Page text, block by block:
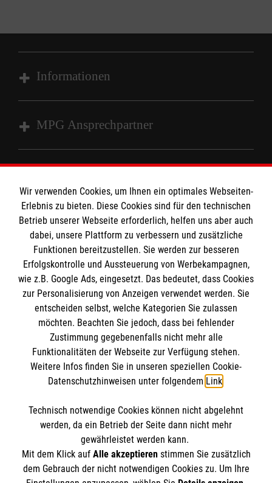
Informationen
Impressum
Presse
MPG Ansprechpartner
Den Beauftragten für Medizinproduktesicherheit
im Malteser Rettungsdienst und den
Einsatzdiensten der Malteser können Sie unter
gmb_mpg@malteser.orgkontaktieren.
Die Malteser
Malteser in Deutschland
Malteserorden
Malteser Jugend
Malteser International
Sharepoint
Spendenkonto
Empfänger: Malteser Hilfsdienst e.V.
Bank: Pax-Bank für Kirche und Caritas eG
IBAN: DE48370601201201209125
So finden Sie uns
Fischersteg 14
Telefon:05353 917899
Email:rettungsdienst.koenigslutter@malteser.org
Soziale Netzwerke
Accordion 2
Der Malteser Hilfsdienst e.V. ist als eingetragene
Wir verwenden Cookies, um Ihnen ein optimales Webseiten-
Erlebnis zu bieten. Diese Cookies sind für den technischen
Betrieb unserer Webseite erforderlich, helfen uns aber auch
dabei, unsere Plattform zu verbessern und zusätzliche
Funktionen bereitzustellen. Sie werden zur besseren
Erfolgskontrolle und Aussteuerung von Werbekampagnen,
wie z.B. Google Ads, eingesetzt. Das bedeutet, dass Cookies
zur Personalisierung von Anzeigen verwendet werden. Sie
entscheiden selbst, welche Kategorien Sie zulassen
möchten. Beachten Sie jedoch, dass bei fehlender
Zustimmung gegebenenfalls nicht mehr alle
Funktionalitäten der Webseite zur Verfügung stehen.
Weitere Infos finden Sie in unseren speziellen Cookie-
Datenschutzhinweisen unter folgendem Link.
Technisch notwendige Cookies können nicht abgelehnt
werden, da ein Betrieb der Seite dann nicht mehr
gewährleistet werden kann.
Mit dem Klick auf Alle akzeptierenstimmen Sie zusätzlich
dem Gebrauch der nicht notwendigen Cookies zu. Um Ihre